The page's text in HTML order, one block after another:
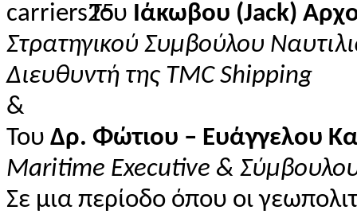
Του Ιάκωβου (Jack)
Στρατηγικού Συμβούλου
Διευθυντή της TMC Shipping
&
Του Δρ. Φώτιου – Ευάγγελου
Maritime Executive &
Σε μια περίοδο όπου οι